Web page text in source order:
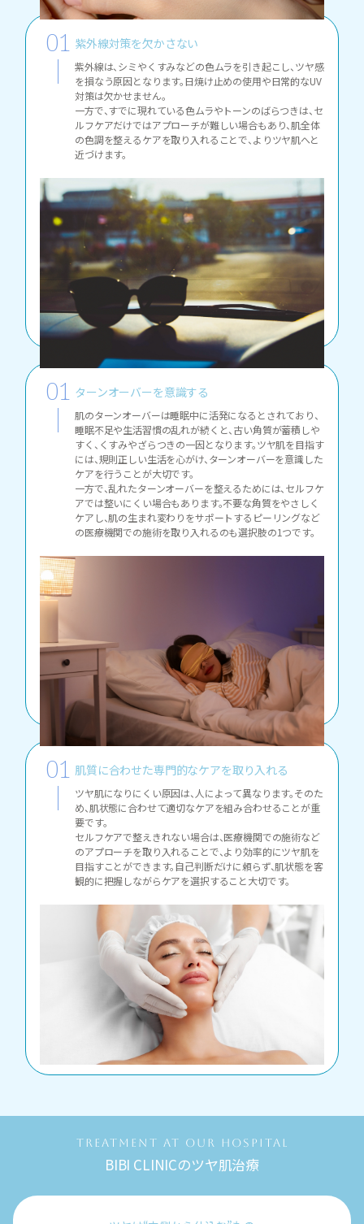
紫外線対策を欠かさない
紫外線は、シミやくすみなどの色ムラを引き起こし、ツヤ感
を損なう原因となります。日焼け止めの使用や日常的なUV
対策は欠かせません。
一方で、すでに現れている色ムラやトーンのばらつきは、セ
ルフケアだけではアプローチが難しい場合もあり、肌全体
の色調を整えるケアを取り入れることで、よりツヤ肌へと
近づけます。
ターンオーバーを意識する
肌のターンオーバーは睡眠中に活発になるとされており、
睡眠不足や生活習慣の乱れが続くと、古い角質が蓄積しや
すく、くすみやざらつきの一因となります。ツヤ肌を目指す
には、規則正しい生活を心がけ、ターンオーバーを意識した
ケアを行うことが大切です。
一方で、乱れたターンオーバーを整えるためには、セルフケ
アでは整いにくい場合もあります。不要な角質をやさしく
ケアし、肌の生まれ変わりをサポートするピーリングなど
の医療機関での施術を取り入れるのも選択肢の1つです。
肌質に合わせた専門的なケアを取り入れる
ツヤ肌になりにくい原因は、人によって異なります。そのた
め、肌状態に合わせて適切なケアを組み合わせることが重
要です。
セルフケアで整えきれない場合は、医療機関での施術など
のアプローチを取り入れることで、より効率的にツヤ肌を
目指すことができます。自己判断だけに頼らず、肌状態を客
観的に把握しながらケアを選択すること大切です。
TREATMENT AT OUR HOSPITAL
BIBI CLINICのツヤ肌治療